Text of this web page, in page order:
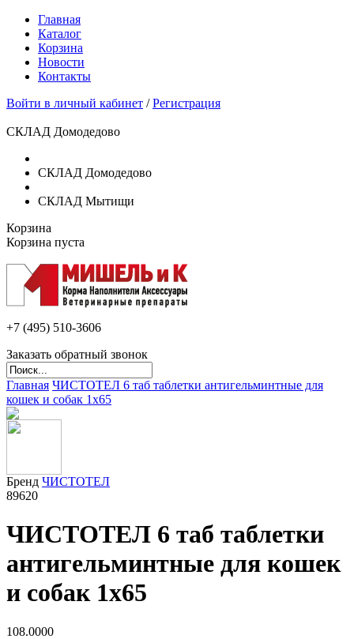
Главная
Каталог
Корзина
Новости
Контакты
Войти в личный кабинет /Регистрация
СКЛАД Домодедово
СКЛАД Домодедово
СКЛАД Мытищи
Корзина
Корзина пуста
+7 (495) 510-3606
Заказать обратный звонок
Главная ЧИСТОТЕЛ 6 таб таблетки антигельминтные для
кошек и собак 1х65
Бренд ЧИСТОТЕЛ
89620
ЧИСТОТЕЛ 6 таб таблетки
антигельминтные для кошек
и собак 1х65
108.0000